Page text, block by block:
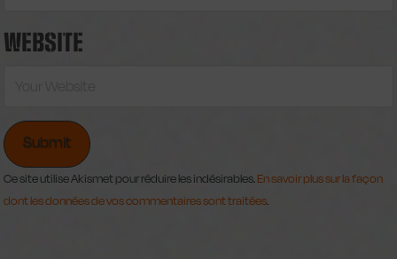
WEBSITE
Ce site utilise Akismet pour réduire les indésirables. En savoir plus sur la façon
dont les données de vos commentaires sont traitées